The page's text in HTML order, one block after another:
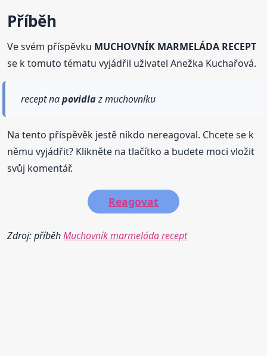
Příběh
Ve svém příspěvku MUCHOVNÍK MARMELÁDA RECEPT
se k tomuto tématu vyjádřil uživatel Anežka Kuchařová.
recept napovidlaz muchovníku
Na tento příspěvěk jestě nikdo nereagoval. Chcete se k
němu vyjádřit? Klikněte na tlačítko a budete moci vložit
svůj komentář.
Reagovat
Zdroj: příběhMuchovník marmeláda recept